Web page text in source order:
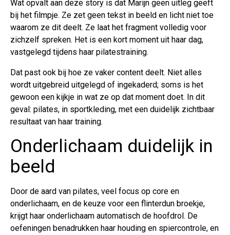
Wat opvalt aan deze story is dat Marijn geen uitleg geeft
bij het filmpje. Ze zet geen tekst in beeld en licht niet toe
waarom ze dit deelt. Ze laat het fragment volledig voor
zichzelf spreken. Het is een kort moment uit haar dag,
vastgelegd tijdens haar pilatestraining.
Dat past ook bij hoe ze vaker content deelt. Niet alles
wordt uitgebreid uitgelegd of ingekaderd; soms is het
gewoon een kijkje in wat ze op dat moment doet. In dit
geval: pilates, in sportkleding, met een duidelijk zichtbaar
resultaat van haar training.
Onderlichaam duidelijk in
beeld
Door de aard van pilates, veel focus op core en
onderlichaam, en de keuze voor een flinterdun broekje,
krijgt haar onderlichaam automatisch de hoofdrol. De
oefeningen benadrukken haar houding en spiercontrole, en